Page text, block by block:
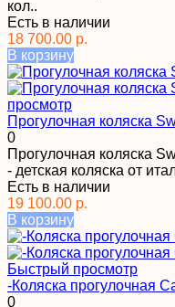
кол..
Есть в наличии
18 700.00 р.
В корзину
просмотр
Прогулочная коляска
0
Прогулочная коляска
- детская коляска от
Есть в наличии
19 100.00 р.
В корзину
Быстрый просмотр
-Коляска прогулочная
0